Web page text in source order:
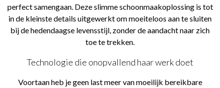
perfect samengaan. Deze slimme schoonmaakoplossing is tot
in de kleinste details uitgewerkt om moeiteloos aan te sluiten
bij de hedendaagse levensstijl, zonder de aandacht naar zich
toe te trekken.
Technologie die onopvallend haar werk doet
Voortaan heb je geen last meer van moeilijk bereikbare